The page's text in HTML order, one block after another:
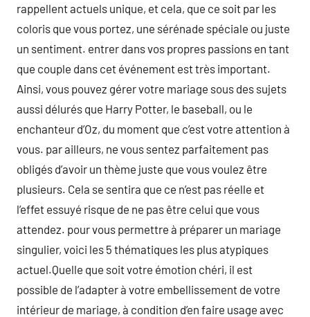
rappellent actuels unique, et cela, que ce soit par les
coloris que vous portez, une sérénade spéciale ou juste
un sentiment. entrer dans vos propres passions en tant
que couple dans cet événement est très important.
Ainsi, vous pouvez gérer votre mariage sous des sujets
aussi délurés que Harry Potter, le baseball, ou le
enchanteur d’Oz, du moment que c’est votre attention à
vous. par ailleurs, ne vous sentez parfaitement pas
obligés d’avoir un thème juste que vous voulez être
plusieurs. Cela se sentira que ce n’est pas réelle et
l’effet essuyé risque de ne pas être celui que vous
attendez. pour vous permettre à préparer un mariage
singulier, voici les 5 thématiques les plus atypiques
actuel.Quelle que soit votre émotion chéri, il est
possible de l’adapter à votre embellissement de votre
intérieur de mariage, à condition d’en faire usage avec